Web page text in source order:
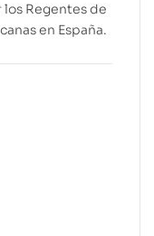
Regentes de
en España.